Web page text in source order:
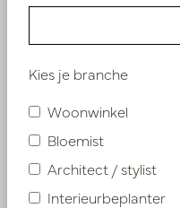
Kies je branche
Woonwinkel
Bloemist
Architect / stylist
Interieurbeplanter